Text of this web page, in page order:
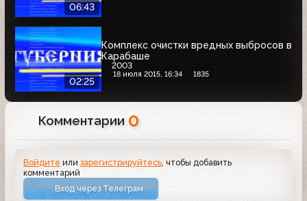
06:43
02:25
Комплекс очистки вредных выбросов в
Карабаше
2003
18 июля 2015, 16:34 1835
Комментарии 0
Войдите илизарегистрируйтесь , чтобы добавить
комментарий
Вход через Телеграм